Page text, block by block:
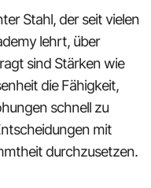
Stahl, der seit vielen
lehrt, über
sind Stärken wie
die Fähigkeit,
schnell zu
mit
durchzusetzen.